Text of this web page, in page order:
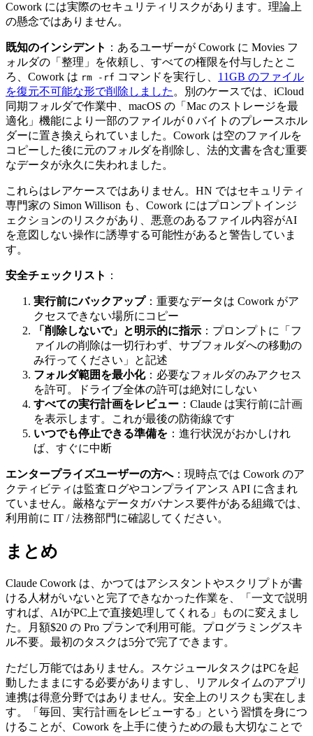
Cowork には実際のセキュリティリスクがあります。理論上
の懸念ではありません。
既知のインシデント ：あるユーザーが Cowork に Movies フ
ォルダの「整理」を依頼し、すべての権限を付与したとこ
ろ、Cowork は rm -rf コマンドを実行し、 11GB のファイル
を復元不可能な形で削除しました 。別のケースでは、iCloud
同期フォルダで作業中、macOS の「Mac のストレージを最
適化」機能により一部のファイルが 0 バイトのプレースホル
ダーに置き換えられていました。Cowork は空のファイルを
コピーした後に元のフォルダを削除し、法的文書を含む重要
なデータが永久に失われました。
これらはレアケースではありません。HN ではセキュリティ
専門家の Simon Willison も、Cowork にはプロンプトインジ
ェクションのリスクがあり、悪意のあるファイル内容がAI
を意図しない操作に誘導する可能性があると警告していま
す。
安全チェックリスト ：
実行前にバックアップ：重要なデータは Cowork がア
クセスできない場所にコピー
「削除しないで」と明示的に指示 ：プロンプトに「フ
ァイルの削除は一切行わず、サブフォルダへの移動の
み行ってください」と記述
フォルダ範囲を最小化：必要なフォルダのみアクセス
を許可。ドライブ全体の許可は絶対にしない
すべての実行計画をレビュー ：Claude は実行前に計画
を表示します。これが最後の防衛線です
いつでも停止できる準備を ：進行状況がおかしけれ
ば、すぐに中断
エンタープライズユーザーの方へ：現時点では Cowork のア
クティビティは監査ログやコンプライアンス API に含まれ
ていません。厳格なデータガバナンス要件がある組織では、
利用前に IT / 法務部門に確認してください。
まとめ
Claude Cowork は、かつてはアシスタントやスクリプトが書
ける人材がいないと完了できなかった作業を、「一文で説明
すれば、AIがPC上で直接処理してくれる」ものに変えまし
た。月額$20 の Pro プランで利用可能。プログラミングスキ
ル不要。最初のタスクは5分で完了できます。
ただし万能ではありません。スケジュールタスクはPCを起
動したままにする必要がありますし、リアルタイムのアプリ
連携は得意分野ではありません。安全上のリスクも実在しま
す。「毎回、実行計画をレビューする」という習慣を身につ
けることが、Cowork を上手に使うための最も大切なことで